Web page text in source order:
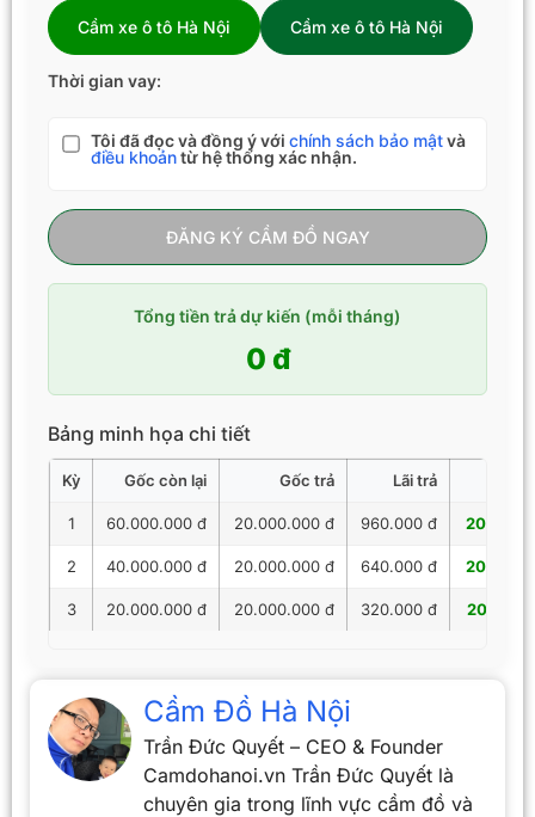
Cầm xe ô tô Hà Nội Cầm xe ô tô Hà Nội
Thời gian vay:
Tôi đã đọc và đồng ý với chính sách bảo mậtvà
điều khoảntừ hệ thống xác nhận.
ĐĂNG KÝ CẦM ĐỒ NGAY
Tổng tiền trả dự kiến (mỗi tháng)
0 đ
Bảng minh họa chi tiết
Kỳ Gốc còn lại Gốc trả Lãi trả
1 60.000.000 đ 20.000.000 đ 960.000 đ
2 40.000.000 đ 20.000.000 đ 640.000 đ
3 20.000.000 đ 20.000.000 đ 320.000 đ
Cầm Đồ Hà Nội
Trần Đức Quyết – CEO & Founder
Camdohanoi.vn Trần Đức Quyết là
chuyên gia trong lĩnh vực cầm đồ và